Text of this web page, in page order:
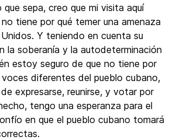
que sepa, creo que mi visita aquí
tiene por qué temer una amenaza
Y teniendo en cuenta su
la soberanía y la autodeterminación
estoy seguro de que no tiene por
diferentes del pueblo cubano,
expresarse, reunirse, y votar por
tengo una esperanza para el
en que el pueblo cubano tomará